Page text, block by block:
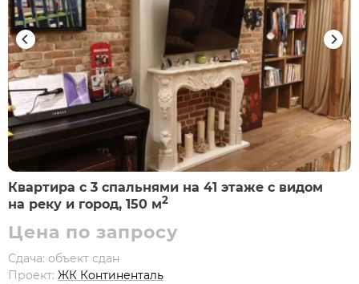
Квартира с 3 спальнями на 41 этаже с видом
на реку и город, 150 м2
Цена по запросу
Сдача: объект сдан
Проект: ЖК Континенталь